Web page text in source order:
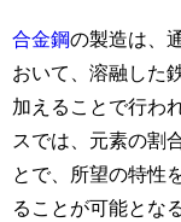
合金鋼の製造は、
おいて、溶融した
加えることで行わ
スでは、元素の割
とで、所望の特性
ることが可能とな